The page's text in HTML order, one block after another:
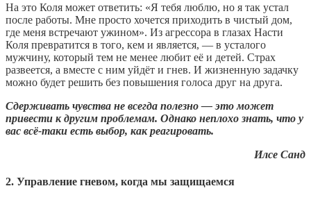
На это Коля может ответить: «Я тебя люблю, но я так устал
после работы. Мне просто хочется приходить в чистый дом,
где меня встречают ужином». Из агрессора в глазах Насти
Коля превратится в того, кем и является, — в усталого
мужчину, который тем не менее любит её и детей. Страх
развеется, а вместе с ним уйдёт и гнев. И жизненную задачку
можно будет решить без повышения голоса друг на друга.
Сдерживать чувства не всегда полезно — это может
привести к другим проблемам. Однако неплохо знать, что у
вас всё-таки есть выбор, как реагировать.
Илсе Санд
2. Управление гневом, когда мы защищаемся